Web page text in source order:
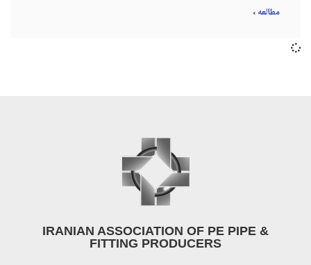
مطالعه »
IRANIAN ASSOCIATION OF PE PIPE &
FITTING PRODUCERS